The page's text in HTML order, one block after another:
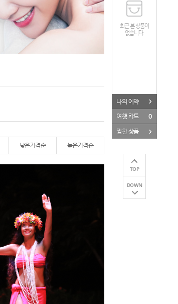
낮은가격순 높은가격순
최근 본 상품이
없습니다.
나의 예약
여행 카트 0
찜한 상품
TOP
DOWN